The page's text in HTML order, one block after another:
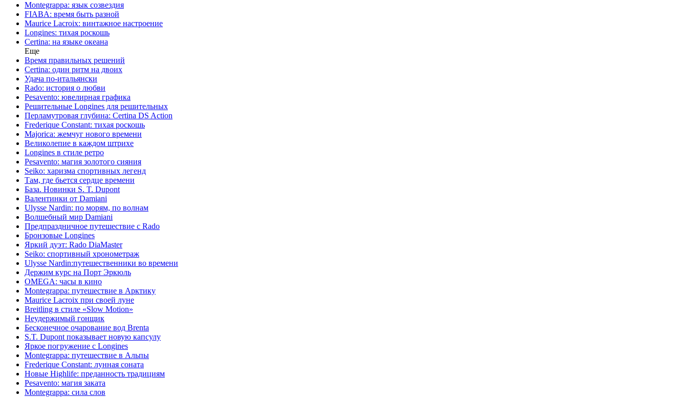
Montegrappa: язык созвездия
FIABA: время быть разной
Maurice Lacroix: винтажное настроение
Longines: тихая роскошь
Certina: на языке океана
Еще
Время правильных решений
Certina: один ритм на двоих
Удача по-итальянски
Rado: история о любви
Pesavento: ювелирная графика
Решительные Longines для решительных
Перламутровая глубина: Certina DS Action
Frederique Constant: тихая роскошь
Majorica: жемчуг нового времени
Великолепие в каждом штрихе
Longines в стиле ретро
Pesavento: магия золотого сияния
Seiko: харизма спортивных легенд
Там, где бьется сердце времени
База. Новинки S. T. Dupont
Валентинки от Damiani
Ulysse Nardin: по морям, по волнам
Волшебный мир Damiani
Предпраздничное путешествие с Rado
Бронзовые Longines
Яркий дуэт: Rado DiaMaster
Seiko: спортивный хронометраж
Ulysse Nardin:путешественники во времени
Держим курс на Порт Эркюль
OMEGA: часы в кино
Montegrappa: путешествие в Арктику
Maurice Lacroix при своей луне
Breitling в стиле «Slow Motion»
Неудержимый гонщик
Бесконечное очарование вод Brenta
S.T. Dupont показывает новую капсулу
Яркое погружение с Longines
Montegrappa: путешествие в Альпы
Frederique Constant: лунная соната
Новые Highlife: преданность традициям
Pesavento: магия заката
Montegrappa: сила слов